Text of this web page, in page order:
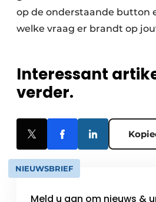
op de onderstaande button
welke vraag er brandt op
Interessant
verder.
NIEUWSBRIEF
Meld u aan om nieuws &